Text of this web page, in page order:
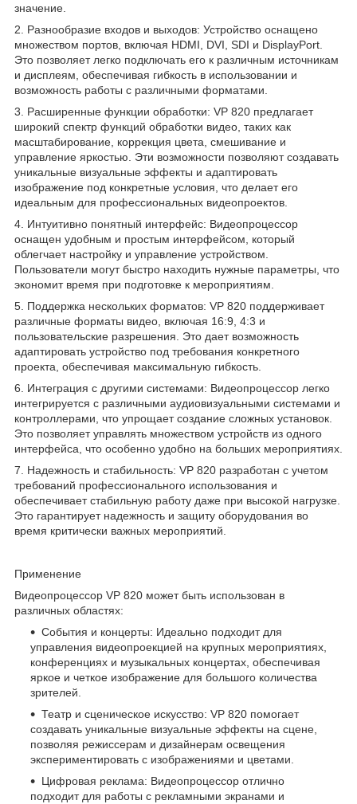
значение.
2. Разнообразие входов и выходов: Устройство оснащено
множеством портов, включая HDMI, DVI, SDI и DisplayPort.
Это позволяет легко подключать его к различным источникам
и дисплеям, обеспечивая гибкость в использовании и
возможность работы с различными форматами.
3. Расширенные функции обработки: VP 820 предлагает
широкий спектр функций обработки видео, таких как
масштабирование, коррекция цвета, смешивание и
управление яркостью. Эти возможности позволяют создавать
уникальные визуальные эффекты и адаптировать
изображение под конкретные условия, что делает его
идеальным для профессиональных видеопроектов.
4. Интуитивно понятный интерфейс: Видеопроцессор
оснащен удобным и простым интерфейсом, который
облегчает настройку и управление устройством.
Пользователи могут быстро находить нужные параметры, что
экономит время при подготовке к мероприятиям.
5. Поддержка нескольких форматов: VP 820 поддерживает
различные форматы видео, включая 16:9, 4:3 и
пользовательские разрешения. Это дает возможность
адаптировать устройство под требования конкретного
проекта, обеспечивая максимальную гибкость.
6. Интеграция с другими системами: Видеопроцессор легко
интегрируется с различными аудиовизуальными системами и
контроллерами, что упрощает создание сложных установок.
Это позволяет управлять множеством устройств из одного
интерфейса, что особенно удобно на больших мероприятиях.
7. Надежность и стабильность: VP 820 разработан с учетом
требований профессионального использования и
обеспечивает стабильную работу даже при высокой нагрузке.
Это гарантирует надежность и защиту оборудования во
время критически важных мероприятий.
Применение
Видеопроцессор VP 820 может быть использован в
различных областях:
События и концерты: Идеально подходит для
управления видеопроекцией на крупных мероприятиях,
конференциях и музыкальных концертах, обеспечивая
яркое и четкое изображение для большого количества
зрителей.
Театр и сценическое искусство: VP 820 помогает
создавать уникальные визуальные эффекты на сцене,
позволяя режиссерам и дизайнерам освещения
экспериментировать с изображениями и цветами.
Цифровая реклама: Видеопроцессор отлично
подходит для работы с рекламными экранами и